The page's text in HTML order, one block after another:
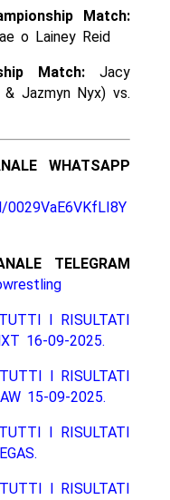
Match:
o Lainey Reid
Match: Jacy
Jazmyn Nyx) vs.
WHATSAPP
TELEGRAM
I RISULTATI
16-09-2025.
I RISULTATI
15-09-2025.
I RISULTATI
I RISULTATI